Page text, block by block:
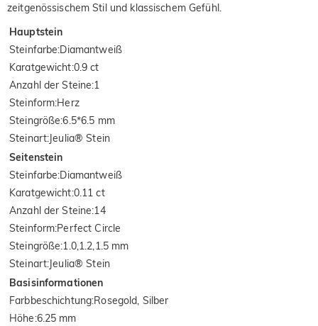
zeitgenössischem Stil und klassischem Gefühl.
Hauptstein
Steinfarbe:Diamantweiß
Karatgewicht:0.9 ct
Anzahl der Steine:1
Steinform:Herz
Steingröße:6.5*6.5 mm
Steinart:Jeulia® Stein
Seitenstein
Steinfarbe:Diamantweiß
Karatgewicht:0.11 ct
Anzahl der Steine:14
Steinform:Perfect Circle
Steingröße:1.0,1.2,1.5 mm
Steinart:Jeulia® Stein
Basisinformationen
Farbbeschichtung:Rosegold, Silber
Höhe:6.25 mm